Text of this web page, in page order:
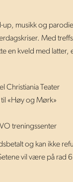
musikk og
Med
en kveld med latter,
Christiania Teater
«Høy og Mørk»
treningssenter
og kan ikke
vil være på rad 6